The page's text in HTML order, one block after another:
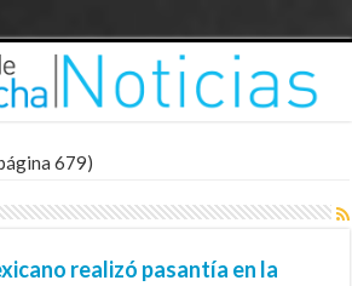
679)
realizó pasantía en la